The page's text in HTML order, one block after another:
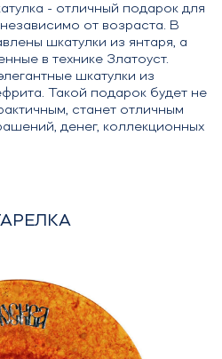
- отличный подарок для
от возраста. В
шкатулки из янтаря, а
в технике Златоуст.
шкатулки из
Такой подарок будет не
станет отличным
денег, коллекционных